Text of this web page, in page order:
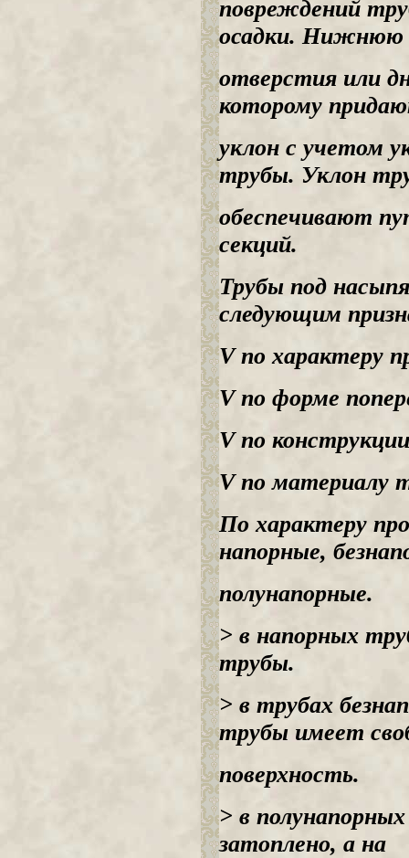
повреждений
осадки. Нижнюю
отверстия или
которому
уклон с учетом
трубы. Уклон
обеспечивают
секций.
Трубы под
следующим
V по характеру
V по форме
V по
V по материалу
По характеру
напорные,
полунапорные.
> в напорных
трубы.
> в трубах
трубы имеет
поверхность.
> в
затоплено, а на